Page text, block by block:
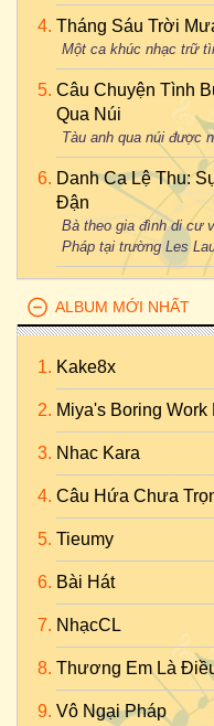
Tháng Sáu Trời
Một ca khúc nhạc trữ
Câu Chuyện Tình
Qua Núi
Tàu anh qua núi được
Danh Ca Lệ Thu:
Đận
Bà theo gia đình di cư
Pháp tại trường Les
ALBUM MỚI NHẤT
Kake8x
Miya's Boring Work
Nhac Kara
Câu Hứa Chưa
Tieumy
Bài Hát
NhạcCL
Thương Em Là
Vô Ngại Pháp